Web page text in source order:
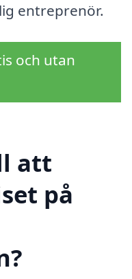
entreprenör.
och utan
att
på